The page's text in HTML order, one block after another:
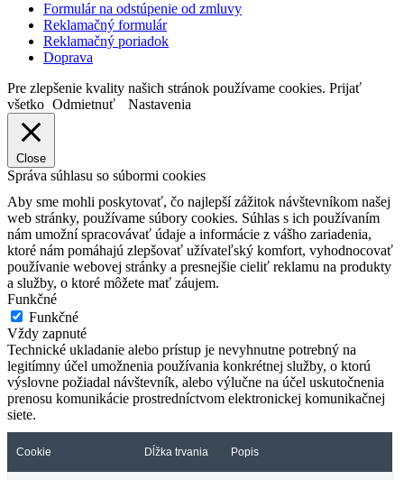
Formulár na odstúpenie od zmluvy
Reklamačný formulár
Reklamačný poriadok
Doprava
Pre zlepšenie kvality našich stránok používame cookies. Prijať
všetko Odmietnuť Nastavenia
Close
Správa súhlasu so súbormi cookies
Aby sme mohli poskytovať, čo najlepší zážitok návštevníkom našej
web stránky, používame súbory cookies. Súhlas s ich používaním
nám umožní spracovávať údaje a informácie z vášho zariadenia,
ktoré nám pomáhajú zlepšovať užívateľský komfort, vyhodnocovať
používanie webovej stránky a presnejšie cieliť reklamu na produkty
a služby, o ktoré môžete mať záujem.
Funkčné
Funkčné
Vždy zapnuté
Technické ukladanie alebo prístup je nevyhnutne potrebný na
legitímny účel umožnenia používania konkrétnej služby, o ktorú
výslovne požiadal návštevník, alebo výlučne na účel uskutočnenia
prenosu komunikácie prostredníctvom elektronickej komunikačnej
siete.
Cookie Dĺžka trvania Popis